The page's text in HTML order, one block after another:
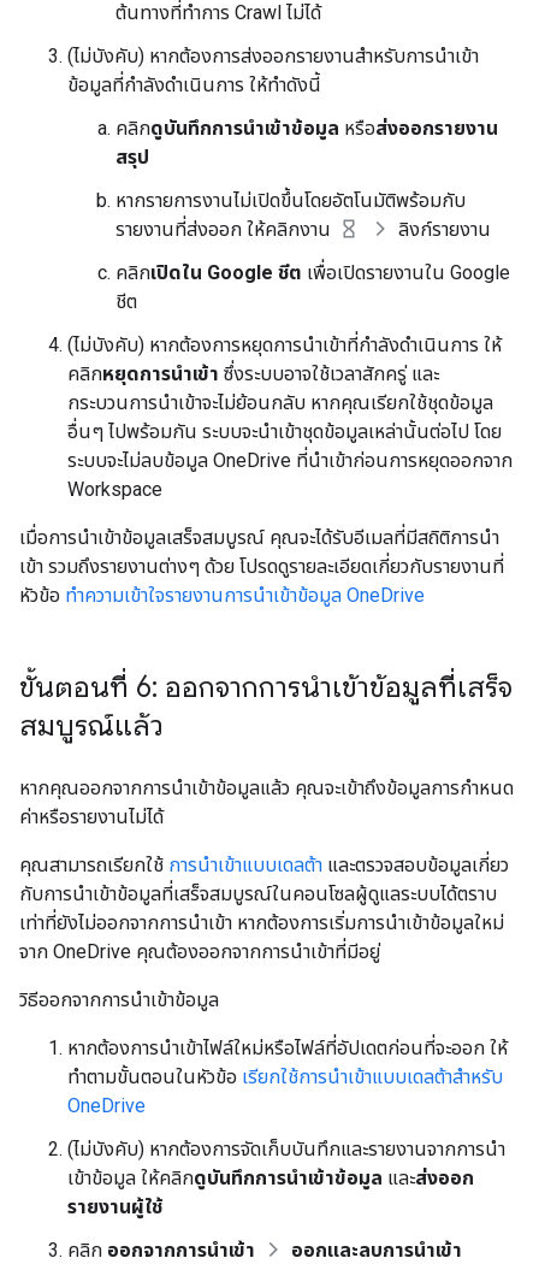
ต้นทางที่ทำการ Crawl ไม่ได้
(ไม่บังคับ) หากต้องการส่งออกรายงานสำหรับการนำเข้า
ข้อมูลที่กำลังดำเนินการ ให้ทำดังนี้
คลิกดูบันทึกการนำเข้าข้อมูล หรือส่งออกรายงาน
สรุป
หากรายการงานไม่เปิดขึ้นโดยอัตโนมัติพร้อมกับ
รายงานที่ส่งออก ให้คลิกงาน
ลิงก์รายงาน
คลิกเปิดใน Google ชีต เพื่อเปิดรายงานใน Google
ชีต
(ไม่บังคับ) หากต้องการหยุดการนำเข้าที่กำลังดำเนินการ ให้
คลิกหยุดการนำเข้า ซึ่งระบบอาจใช้เวลาสักครู่ และ
กระบวนการนำเข้าจะไม่ย้อนกลับ หากคุณเรียกใช้ชุดข้อมูล
อื่นๆ ไปพร้อมกัน ระบบจะนำเข้าชุดข้อมูลเหล่านั้นต่อไป โดย
ระบบจะไม่ลบข้อมูล OneDrive ที่นำเข้าก่อนการหยุดออกจาก
Workspace
เมื่อการนำเข้าข้อมูลเสร็จสมบูรณ์ คุณจะได้รับอีเมลที่มีสถิติการนำ
เข้า รวมถึงรายงานต่างๆ ด้วย โปรดดูรายละเอียดเกี่ยวกับรายงานที่
หัวข้อ ทำความเข้าใจรายงานการนำเข้าข้อมูล OneDrive
ขั้นตอนที่ 6: ออกจากการนำเข้าข้อมูลที่เสร็จ
สมบูรณ์แล้ว
หากคุณออกจากการนำเข้าข้อมูลแล้ว คุณจะเข้าถึงข้อมูลการกำหนด
ค่าหรือรายงานไม่ได้
คุณสามารถเรียกใช้ การนำเข้าแบบเดลต้า และตรวจสอบข้อมูลเกี่ยว
กับการนำเข้าข้อมูลที่เสร็จสมบูรณ์ในคอนโซลผู้ดูแลระบบได้ตราบ
เท่าที่ยังไม่ออกจากการนำเข้า หากต้องการเริ่มการนำเข้าข้อมูลใหม่
จาก OneDrive คุณต้องออกจากการนำเข้าที่มีอยู่
วิธีออกจากการนำเข้าข้อมูล
หากต้องการนำเข้าไฟล์ใหม่หรือไฟล์ที่อัปเดตก่อนที่จะออก ให้
ทำตามขั้นตอนในหัวข้อ เรียกใช้การนำเข้าแบบเดลต้าสำหรับ
OneDrive
(ไม่บังคับ) หากต้องการจัดเก็บบันทึกและรายงานจากการนำ
เข้าข้อมูล ให้คลิกดูบันทึกการนำเข้าข้อมูล และส่งออก
รายงานผู้ใช้
คลิก ออกจากการนำเข้า ออกและลบการนำเข้า